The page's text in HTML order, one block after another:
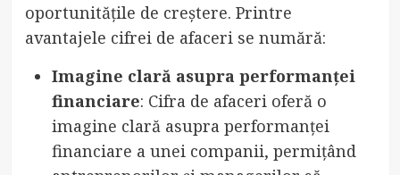
oportunitățile de creștere. Printre
avantajele cifrei de afaceri se numără:
Imagine clară asupra performanței
financiare: Cifra de afaceri oferă o
imagine clară asupra performanței
financiare a unei companii, permițând